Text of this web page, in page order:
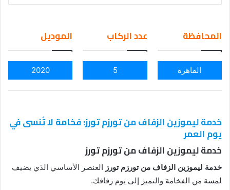
ail
المحافظة
القاهرة
عدد الركاب
5
الموديل
2020
خدمة ليموزين الزفاف من تورزم تورز: فخامة لا تُنسى في
يوم العمر
خدمة ليموزين الزفاف من تورزم تورز
خدمة ليموزين الزفاف من تورزم تورز العنصر الأساسي الذي يضيف
لمسة من الفخامة والتميز إلى يوم زفافك.